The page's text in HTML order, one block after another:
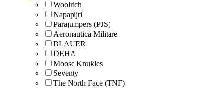
Woolrich
Napapijri
Parajumpers (PJS)
Aeronautica Militare
BLAUER
DEHA
Moose Knukles
Seventy
The North Face (TNF)